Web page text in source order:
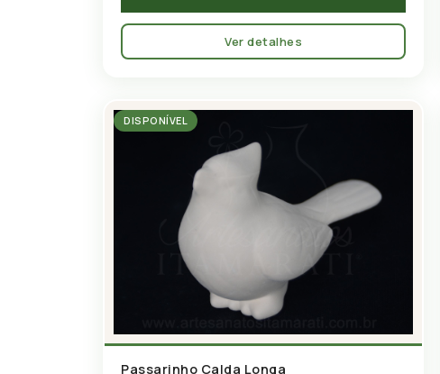
Ver detalhes
DISPONÍVEL
Passarinho Calda Longa